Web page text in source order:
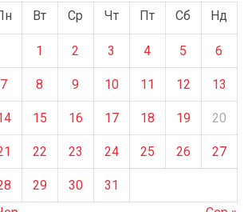
Вт Ср Чт Пт Сб Нд
1 2 3 4 5 6
7 8 9 10 11 12 13
15 16 17 18 19 20
22 23 24 25 26 27
29 30
31